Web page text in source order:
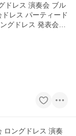
ドレス 演奏会 ブル
レス パーティード
グドレス 発表会ド
ロングドレス 演奏